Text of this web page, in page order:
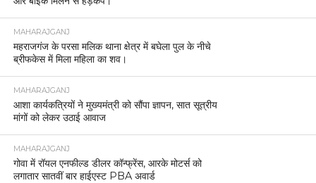
MAHARAJGANJ
महराजगंज के परसा मलिक थाना क्षेत्र में बघेला पुल के नीचे
ब्रीफकेस में मिला महिला का शव।
MAHARAJGANJ
आशा कार्यकत्रियों ने मुख्यमंत्री को सौंपा ज्ञापन, सात सूत्रीय
मांगों को लेकर उठाई आवाज
MAHARAJGANJ
गोवा में रॉयल एनफील्ड डीलर कॉन्फ्रेंस, आरके मोटर्स को
लगातार सातवीं बार हाईएस्ट PBA अवार्ड